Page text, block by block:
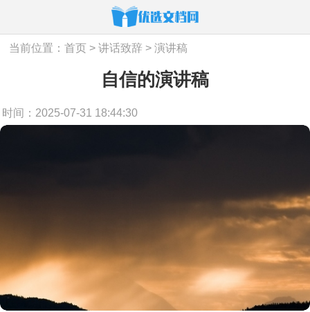
当前位置：首页 >讲话致辞 >演讲稿
自信的演讲稿
时间：2025-07-31 18:44:30